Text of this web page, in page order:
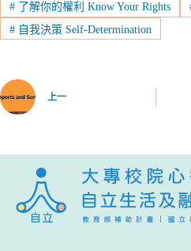
#了解你的權利 Know Your Rights
#自我決策 Self-Determination
上一